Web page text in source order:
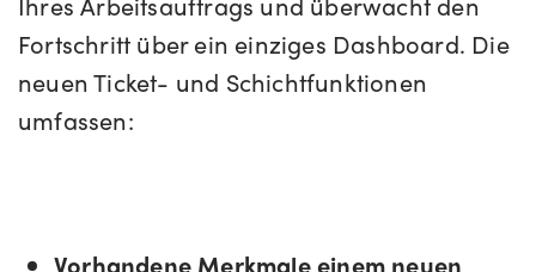
Fortschritt über ein einziges Dashboard. Die
neuen Ticket- und Schichtfunktionen
umfassen:
Vorhandene Merkmale einem neuen